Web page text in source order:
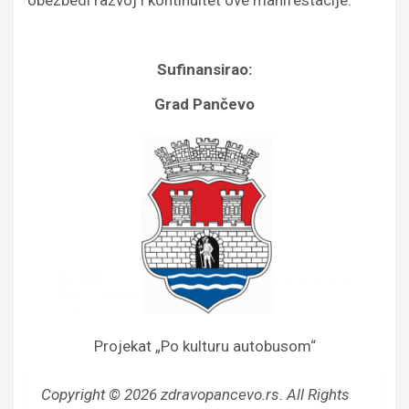
Sufinansirao:
Grad Pančevo
Projekat „Po kulturu autobusom“
Copyright © 2026 zdravopancevo.rs. All Rights